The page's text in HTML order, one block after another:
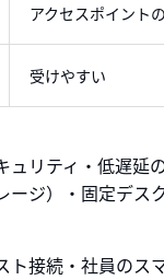
アクセスポイント
受けやすい
リティ・低遅延
ジ）・固定デス
接続・社員のス